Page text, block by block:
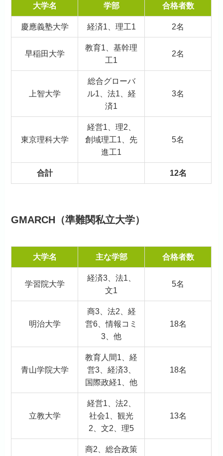
大学名 学部 合格者数
慶應義塾大学 経済1、理工1 2名
早稲田大学
教育1、基幹理
工1
2名
上智大学
総合グローバ
ル1、法1、経
済1
3名
東京理科大学
経営1、理2、
創域理工1、先
進工1
5名
合計 12名
GMARCH（準難関私立大学）
大学名 主な学部 合格者数
学習院大学
経済3、法1、
文1
5名
明治大学
商3、法2、経
営6、情報コミ
3、他
18名
青山学院大学
教育人間1、経
営3、経済3、
国際政経1、他
18名
立教大学
経営1、法2、
社会1、観光
2、文2、理5
13名
商2、総合政策